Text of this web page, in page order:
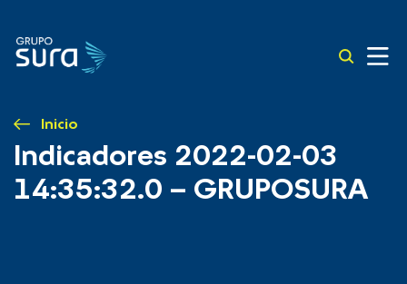
Inicio
Indicadores 2022-02-03
14:35:32.0 – GRUPOSURA